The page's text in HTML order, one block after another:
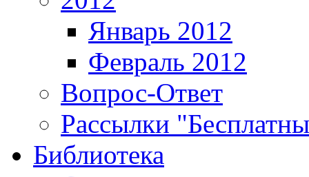
Январь 2012
Февраль 2012
Вопрос-Ответ
Рассылки
Библиотека